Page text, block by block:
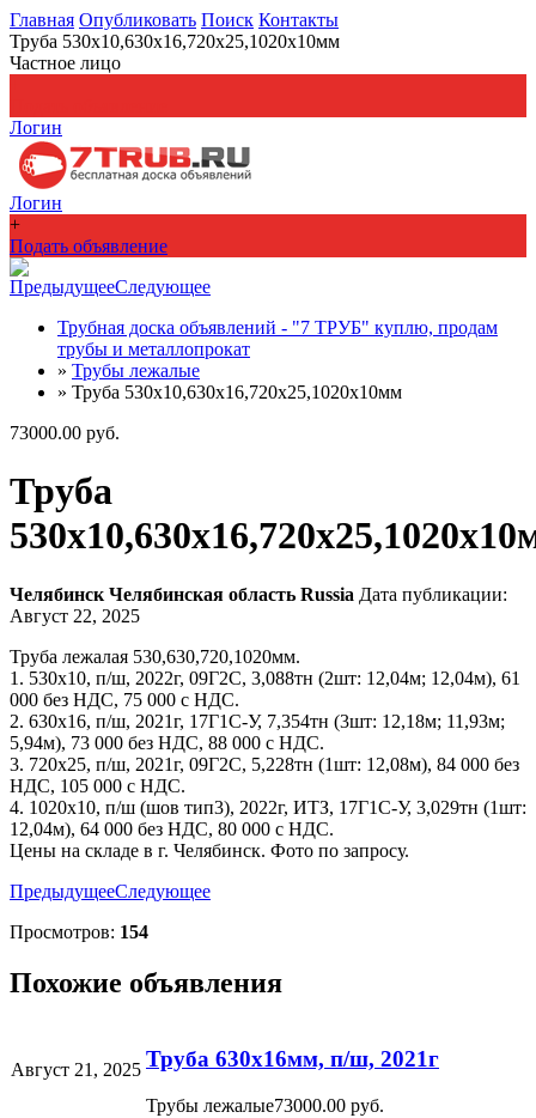
Главная Опубликовать Поиск Контакты
Труба 530х10,630х16,720х25,1020х10мм
Частное лицо
Логин
Логин
+
Подать объявление
ПредыдущееСледующее
Трубная доска объявлений - "7 ТРУБ" куплю, продам
трубы и металлопрокат
» Трубы лежалые
» Труба 530х10,630х16,720х25,1020х10мм
73000.00 руб.
Труба
Челябинск Челябинская область Russia Дата публикации:
Август 22, 2025
Труба лежалая 530,630,720,1020мм.
1. 530х10, п/ш, 2022г, 09Г2С, 3,088тн (2шт: 12,04м; 12,04м), 61
000 без НДС, 75 000 с НДС.
2. 630х16, п/ш, 2021г, 17Г1С-У, 7,354тн (3шт: 12,18м; 11,93м;
5,94м), 73 000 без НДС, 88 000 с НДС.
3. 720х25, п/ш, 2021г, 09Г2С, 5,228тн (1шт: 12,08м), 84 000 без
НДС, 105 000 с НДС.
4. 1020х10, п/ш (шов тип3), 2022г, ИТЗ, 17Г1С-У, 3,029тн (1шт:
12,04м), 64 000 без НДС, 80 000 с НДС.
Цены на складе в г. Челябинск. Фото по запросу.
ПредыдущееСледующее
Просмотров: 154
Похожие объявления
Август 21, 2025 Труба 630х16мм, п/ш, 2021г
Трубы лежалые73000.00 руб.